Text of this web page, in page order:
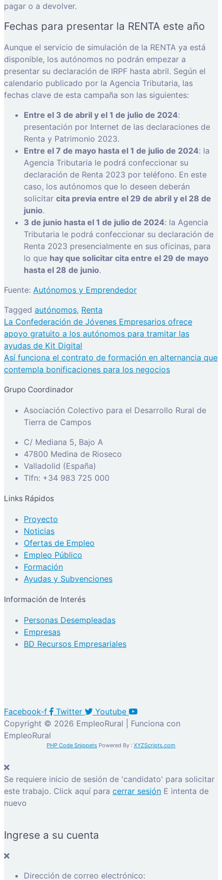
pagar o a devolver.
Fechas para presentar la RENTA este año
Aunque el servicio de simulación de la RENTA ya está
disponible, los autónomos no podrán empezar a
presentar su declaración de IRPF hasta abril. Según el
calendario publicado por la Agencia Tributaria, las
fechas clave de esta campaña son las siguientes:
Entre el 3 de abril y el 1 de julio de 2024:
presentación por Internet de las declaraciones de
Renta y Patrimonio 2023.
Entre el 7 de mayo hasta el 1 de julio de 2024: la
Agencia Tributaria le podrá confeccionar su
declaración de Renta 2023 por teléfono. En este
caso, los autónomos que lo deseen deberán
solicitar cita previa entre el 29 de abril y el 28 de
junio.
3 de junio hasta el 1 de julio de 2024: la Agencia
Tributaria le podrá confeccionar su declaración de
Renta 2023 presencialmente en sus oficinas, para
lo que hay que solicitar cita entre el 29 de mayo
hasta el 28 de junio.
Fuente: Autónomos y Emprendedor
Tagged autónomos, Renta
Navegación
de
entradas
La Confederación de Jóvenes Empresarios ofrece
apoyo gratuito a los autónomos para tramitar las
ayudas de Kit Digital
Así funciona el contrato de formación en alternancia que
contempla bonificaciones para los negocios
Grupo Coordinador
Asociación Colectivo para el Desarrollo Rural de
Tierra de Campos
C/ Mediana 5, Bajo A
47800 Medina de Rioseco
Valladolid (España)
Tlfn: +34 983 725 000
Links Rápidos
Proyecto
Noticias
Ofertas de Empleo
Empleo Público
Formación
Ayudas y Subvenciones
Información de Interés
Personas Desempleadas
Empresas
BD Recursos Empresariales
Facebook-f Twitter
Youtube
Copyright © 2026 EmpleoRural | Funciona con
EmpleoRural
PHP Code Snippets Powered By : XYZScripts.com
Se requiere inicio de sesión de 'candidato' para solicitar
este trabajo. Click aquí para cerrar sesión E intenta de
nuevo
Ingrese a su cuenta
Dirección de correo electrónico: